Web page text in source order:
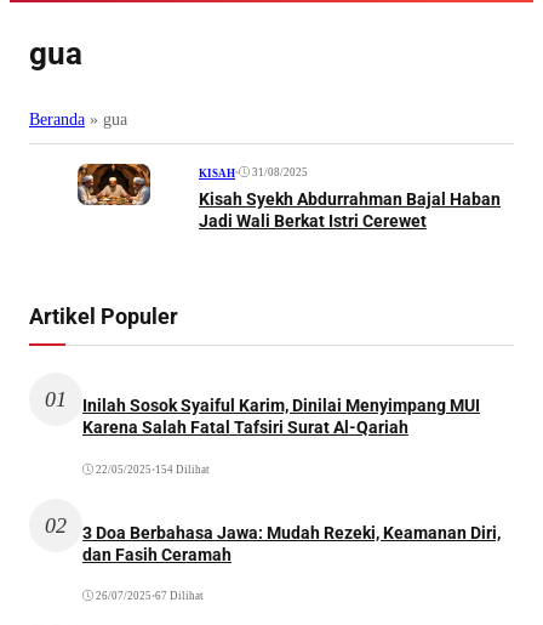
gua
Beranda » gua
KISAH• 31/08/2025
Kisah Syekh Abdurrahman Bajal Haban
Jadi Wali Berkat Istri Cerewet
Artikel Populer
01
Inilah Sosok Syaiful Karim, Dinilai Menyimpang MUI
Karena Salah Fatal Tafsiri Surat Al-Qariah
22/05/2025 •154 Dilihat
02
3 Doa Berbahasa Jawa: Mudah Rezeki, Keamanan Diri,
dan Fasih Ceramah
26/07/2025 •67 Dilihat